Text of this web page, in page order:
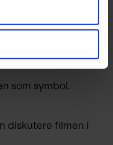
forhold til
valgt katten,
og
som symbol.
diskutere filmen i